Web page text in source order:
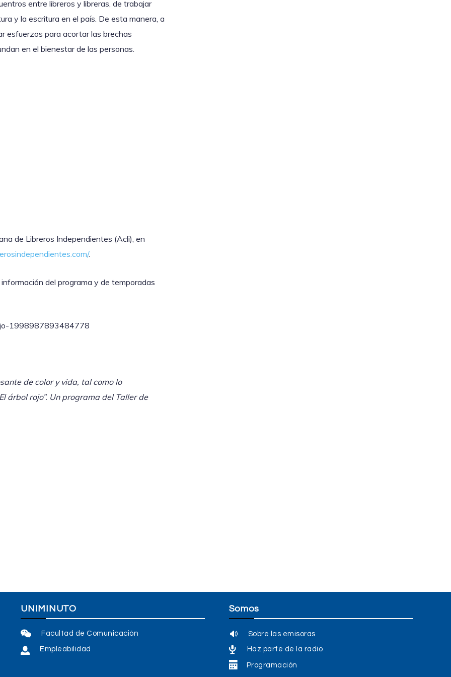
entre libreros y libreras, de trabajar
y la escritura en el país. De esta manera, a
esfuerzos para acortar las brechas
en el bienestar de las personas.
de Libreros Independientes (Acli), en
.
del programa y de temporadas
1998987893484778
de color y vida, tal como lo
árbol rojo”. Un programa del Taller de
UNIMINUTO
Facultad de Comunicación
Empleabilidad
Somos
Sobre las emisoras
Haz parte de la radio
Programación